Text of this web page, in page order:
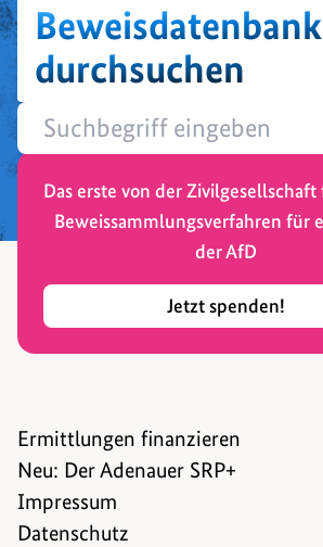
Beweisdatenbank
durchsuchen
Das erste von der
Beweissammlungsverfahren für
der AfD
Jetzt spenden!
Ermittlungen finanzieren
Neu: Der Adenauer SRP+
Impressum
Datenschutz